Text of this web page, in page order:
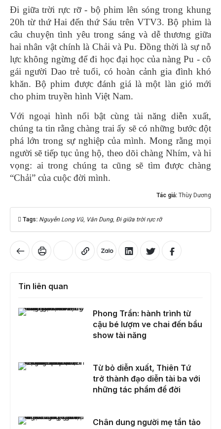
Đi giữa trời rực rỡ - bộ phim lên sóng trong khung
20h từ thứ Hai đến thứ Sáu trên VTV3. Bộ phim là
câu chuyện tình yêu trong sáng và dễ thương giữa
hai nhân vật chính là Chải và Pu. Đồng thời là sự nỗ
lực không ngừng để đi học đại học của nàng Pu - cô
gái người Dao trẻ tuổi, có hoàn cảnh gia đình khó
khăn. Bộ phim được đánh giá là một làn gió mới
cho phim truyền hình Việt Nam.
Với ngoại hình nổi bật cùng tài năng diễn xuất,
chúng ta tin rằng chàng trai ấy sẽ có những bước đột
phá lớn trong sự nghiệp của mình. Mong rằng mọi
người sẽ tiếp tục ủng hộ, theo dõi chàng Nhím, và hi
vọng: ai trong chúng ta cũng sẽ tìm được chàng
“Chải” của cuộc đời mình.
Tác giả: Thùy Dương
Tags: Nguyễn Long Vũ, Vân Dung, Đi giữa trời rực rỡ
Tin liên quan
Phong Trần: hành trình từ cậu bé lượm ve chai đến bầu show tài năng
Phong Trần: hành trình từ
cậu bé lượm ve chai đến bầu
show tài năng
Từ bỏ diễn xuất, Thiên Tứ trở thành đạo diễn tài ba với những tác phẩm để đời
Từ bỏ diễn xuất, Thiên Tứ
trở thành đạo diễn tài ba với
những tác phẩm để đời
Chân dung người mẹ tần tảo cả đời vì con của Hoa hậu Ngọc Châu
Chân dung người mẹ tần tảo